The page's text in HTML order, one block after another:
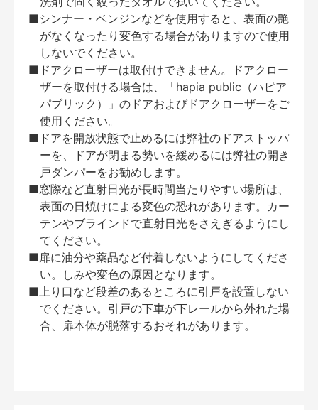
■シンナー・ベンジンなどを使用すると、表面の艶
がなくなったり変色する場合がありますので使用
しないでください。
■ドアクローザーは取付けできません。ドアクロー
ザーを取付ける場合は、「hapia public（ハピア
パブリック）」のドアおよびドアクローザーをご
使用ください。
■ドアを開放状態で止めるには弊社のドアストッパ
ーを、ドアが閉まる勢いを緩めるには弊社の開き
戸ダンパーをお勧めします。
■窓際など直射日光が長時間当たりやすい場所は、
表面の日焼けによる変色の恐れがあります。カー
テンやブラインドで直射日光をさえぎるようにし
てください。
■扉に油分や薬品など付着しないようにしてくださ
い。しみや変色の原因となります。
■上り口など段差のあるところに引戸を設置しない
でください。引戸の下車が下レールから外れた場
合、扉本体が脱落するおそれがあります。